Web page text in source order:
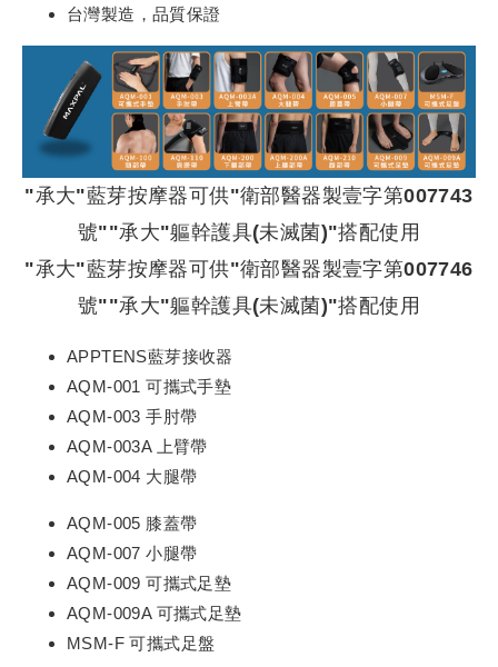
台灣製造，品質保證
"承大"藍芽按摩器可供"衛部醫器製壹字第007743
號""承大"軀幹護具(未滅菌)"搭配使用
"承大"藍芽按摩器可供"衛部醫器製壹字第007746
號""承大"軀幹護具(未滅菌)"搭配使用
APPTENS藍芽接收器
AQM-001 可攜式手墊
AQM-003 手肘帶
AQM-003A 上臂帶
AQM-004 大腿帶
AQM-005 膝蓋帶
AQM-007 小腿帶
AQM-009 可攜式足墊
AQM-009A 可攜式足墊
MSM-F 可攜式足盤